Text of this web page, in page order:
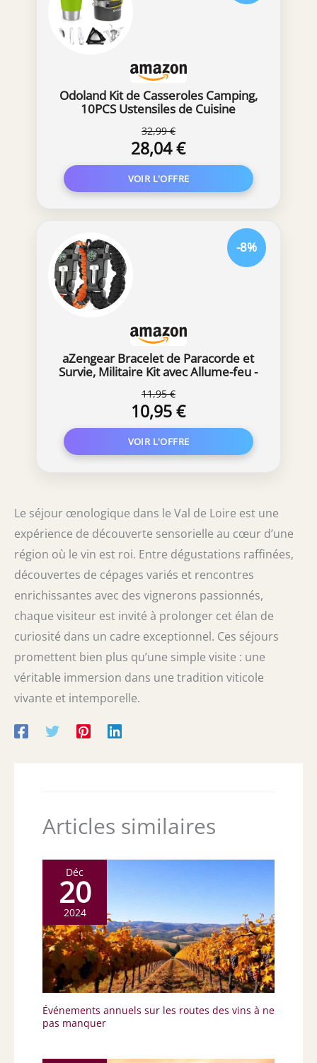
Odoland Kit de Casseroles Camping,
10PCS Ustensiles de Cuisine
avec Réchaud Portable Ultraléger
pour Randonnée, Pêche
32,99 €
28,04 €
aZengear Bracelet de Paracorde et
Survie, Militaire Kit avec Allume-feu -
Fonctionnel (Noir et Orange (Paire))
11,95 €
10,95 €
-8%
Le séjour œnologique dans le Val de Loire est une
expérience de découverte sensorielle au cœur d’une
région où le vin est roi. Entre dégustations raffinées,
découvertes de cépages variés et rencontres
enrichissantes avec des vignerons passionnés,
chaque visiteur est invité à prolonger cet élan de
curiosité dans un cadre exceptionnel. Ces séjours
promettent bien plus qu’une simple visite : une
véritable immersion dans une tradition viticole
vivante et intemporelle.
Articles similaires
Déc
20
2024
Événements annuels sur les routes des vins à ne
pas manquer